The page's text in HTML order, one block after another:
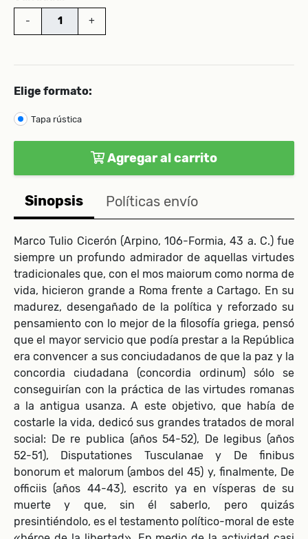
- +
Elige formato:
Tapa rústica
Agregar al carrito
Sinopsis Políticas envío
Marco Tulio Cicerón (Arpino, 106-Formia, 43 a. C.) fue
siempre un profundo admirador de aquellas virtudes
tradicionales que, con el mos maiorum como norma de
vida, hicieron grande a Roma frente a Cartago. En su
madurez, desengañado de la política y reforzado su
pensamiento con lo mejor de la filosofía griega, pensó
que el mayor servicio que podía prestar a la República
era convencer a sus conciudadanos de que la paz y la
concordia ciudadana (concordia ordinum) sólo se
conseguirían con la práctica de las virtudes romanas
a la antigua usanza. A este objetivo, que había de
costarle la vida, dedicó sus grandes tratados de moral
social: De re publica (años 54-52), De legibus (años
52-51), Disputationes Tusculanae y De finibus
bonorum et malorum (ambos del 45) y, finalmente, De
officiis (años 44-43), escrito ya en vísperas de su
muerte y que, sin él saberlo, pero quizás
presintiéndolo, es el testamento político-moral de este